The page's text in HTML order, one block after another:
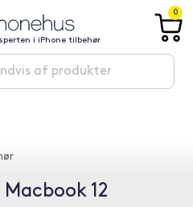
i iPhone tilbehør
0
12